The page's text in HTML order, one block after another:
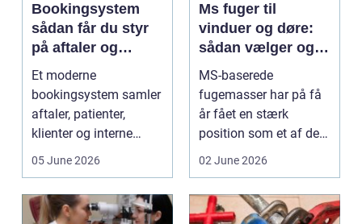
Bookingsystem
sådan får du styr
på aftaler og
arbejdsgange
Et moderne
bookingsystem samler
aftaler, patienter,
klienter og interne
arbejdsgange ét sted. I
05 June 2026
Ms fuger til
vinduer og døre:
sådan vælger og
bruger du dem
rigtigt
MS-baserede
fugemasser har på få
år fået en stærk
position som et af de
mest alsidige valg til
02 June 2026